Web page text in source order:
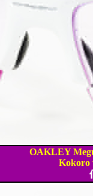
OAKLEY
Kokoro